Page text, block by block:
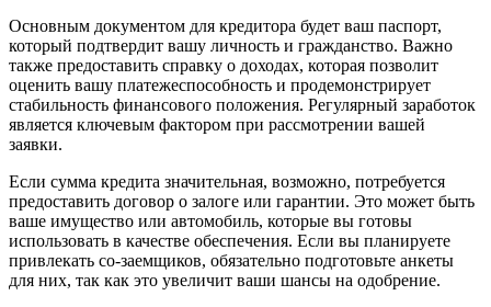
Основным документом для кредитора будет ваш паспорт,
который подтвердит вашу личность и гражданство. Важно
также предоставить справку о доходах, которая позволит
оценить вашу платежеспособность и продемонстрирует
стабильность финансового положения. Регулярный заработок
является ключевым фактором при рассмотрении вашей
заявки.
Если сумма кредита значительная, возможно, потребуется
предоставить договор о залоге или гарантии. Это может быть
ваше имущество или автомобиль, которые вы готовы
использовать в качестве обеспечения. Если вы планируете
привлекать со-заемщиков, обязательно подготовьте анкеты
для них, так как это увеличит ваши шансы на одобрение.